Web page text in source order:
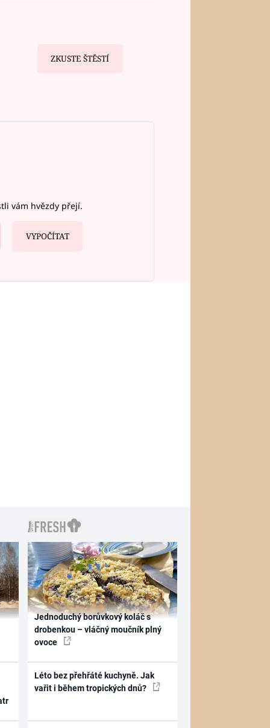
ZKUSTE ŠTĚSTÍ
vám hvězdy přejí.
VYPOČÍTAT
Jednoduchý borůvkový koláč s
drobenkou – vláčný moučník plný
ovoce
Léto bez přehřáté kuchyně. Jak
vařit i během tropických dnů?